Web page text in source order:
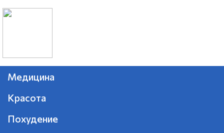
Медицина
Красота
Похудение